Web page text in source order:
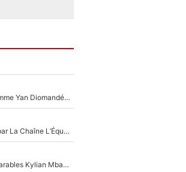
Antoine Griezmann et N'Golo Kanté : Comme Yan Diomandé, les deux champions du monde ont refusé de signer au PSG !
Un chroniqueur de L’Équipe du Soir viré par La Chaîne L’Équipe : Même Olivier Ménard n’avait pas pu empêcher son départ, «je l’ai appris sur Twitter, je l’ai vécu assez mal»
Loin du Real Madrid et du PSG, les inséparables Kylian Mbappé et Achraf Hakimi changent d'équipe le temps d'une journée !